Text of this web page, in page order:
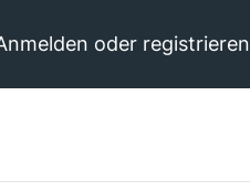
oder registrieren